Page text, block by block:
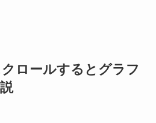
ロールするとグラフ